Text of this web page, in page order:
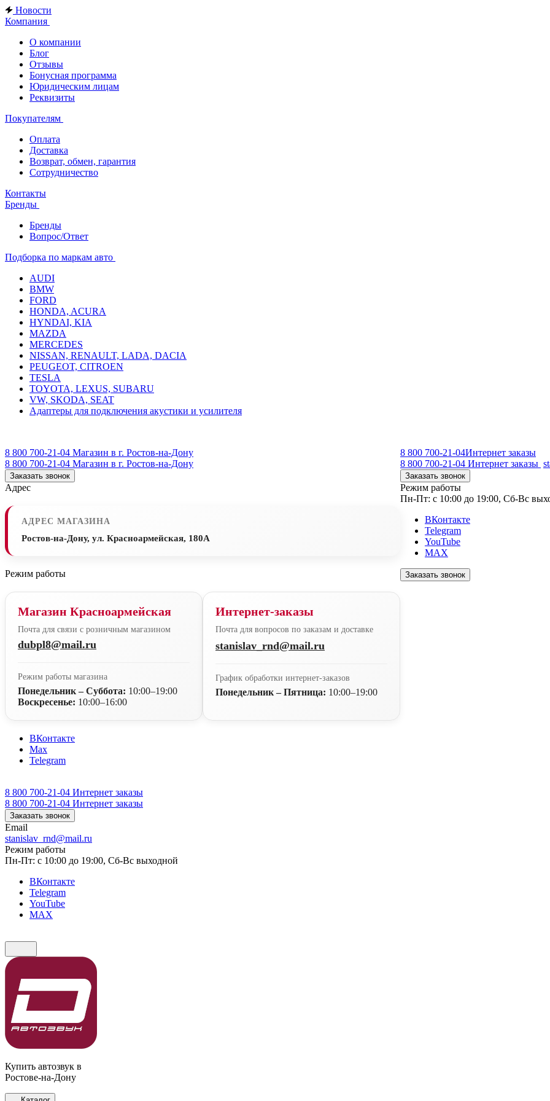
Новости
Компания
О компании
Блог
Отзывы
Бонусная программа
Юридическим лицам
Реквизиты
Покупателям
Оплата
Доставка
Возврат, обмен, гарантия
Сотрудничество
Контакты
Бренды
Бренды
Вопрос/Ответ
Подборка по маркам авто
AUDI
BMW
FORD
HONDA, ACURA
HYNDAI, KIA
MAZDA
MERCEDES
NISSAN, RENAULT, LADA, DACIA
PEUGEOT, CITROEN
TESLA
TOYOTA, LEXUS, SUBARU
VW, SKODA, SEAT
Адаптеры для подключения акустики и усилителя
8 800 700-21-04 Магазин в г. Ростов-на-Дону
8 800 700-21-04 Магазин в г. Ростов-на-Дону
Заказать звонок
Адрес
АДРЕС МАГАЗИНА
Ростов-на-Дону, ул. Красноармейская, 180А
Режим работы
Магазин Красноармейская
Почта для связи с розничным магазином
dubpl8@mail.ru
Режим работы магазина
Понедельник – Суббота: 10:00–19:00
Воскресенье: 10:00–16:00
Интернет-заказы
Почта для вопросов по заказам и доставке
stanislav_rnd@mail.ru
График обработки интернет-заказов
Понедельник – Пятница: 10:00–19:00
ВКонтакте
Max
Telegram
8 800 700-21-04 Интернет заказы
8 800 700-21-04 Интернет заказы
Заказать звонок
Email
stanislav_rnd@mail.ru
Режим работы
Пн-Пт: с 10:00 до 19:00, Сб-Вс выходной
ВКонтакте
Telegram
YouTube
MAX
8 800 700-21-04Интернет заказы
8 800 700-21-04 Интернет заказы
Заказать звонок
Режим работы
Пн-Пт: с 10:00 до 19:00, Сб-Вс
ВКонтакте
Telegram
YouTube
MAX
Заказать звонок
Купить автозвук в
Ростове-на-Дону